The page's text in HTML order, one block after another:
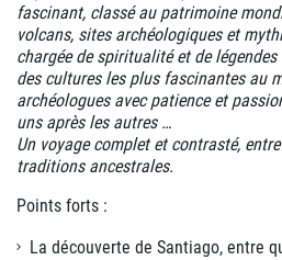
fascinant, classé au patrimoine
volcans, sites archéologiques et
chargée de spiritualité et de légendes
des cultures les plus fascinantes au
archéologues avec patience et
uns après les autres …
Un voyage complet et contrasté,
traditions ancestrales.
Points forts :
La découverte de Santiago, entre